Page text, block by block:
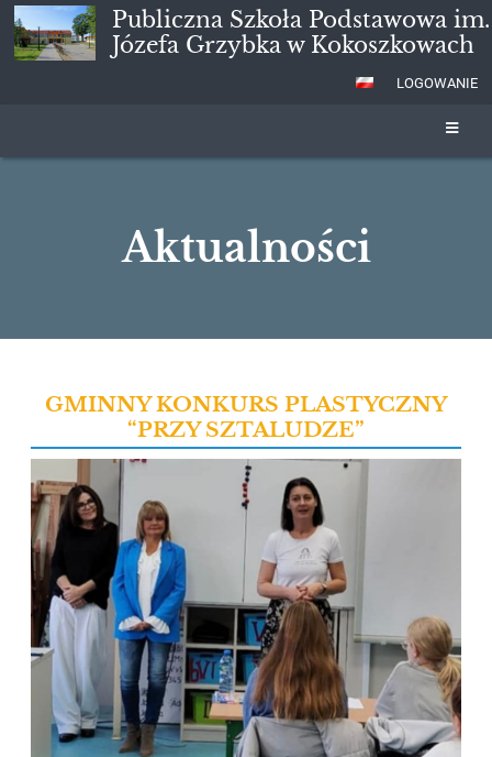
Publiczna Szkoła Podstawowa im.
Józefa Grzybka w Kokoszkowach
LOGOWANIE
Aktualności
GMINNY KONKURS PLASTYCZNY
“PRZY SZTALUDZE”